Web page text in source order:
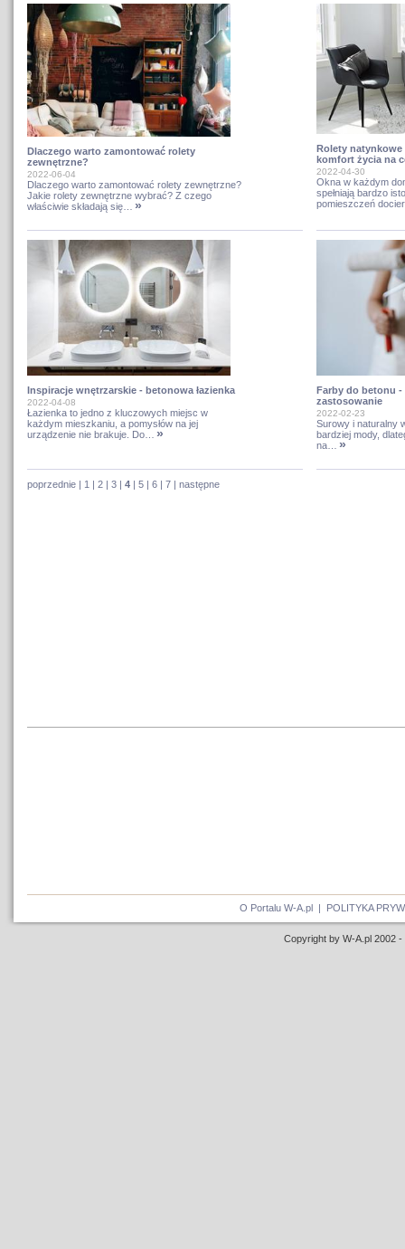
Dlaczego warto zamontować rolety
zewnętrzne?
2022-06-04
Dlaczego warto zamontować rolety zewnętrzne?
Jakie rolety zewnętrzne wybrać? Z czego
właściwie składają się…
»
Rolety
komfort życia na
2022-04-30
Okna w każdym
spełniają bardzo
pomieszczeń
Inspiracje wnętrzarskie - betonowa łazienka
2022-04-08
Łazienka to jedno z kluczowych miejsc w
każdym mieszkaniu, a pomysłów na jej
urządzenie nie brakuje. Do…
»
Farby do betonu -
zastosowanie
2022-02-23
Surowy i naturalny
bardziej mody,
na…
»
poprzednie | 1 | 2 | 3 | 4 | 5 | 6 | 7 | następne
O Portalu W-A.pl | POLITYKA
Copyright by W-A.pl 2002